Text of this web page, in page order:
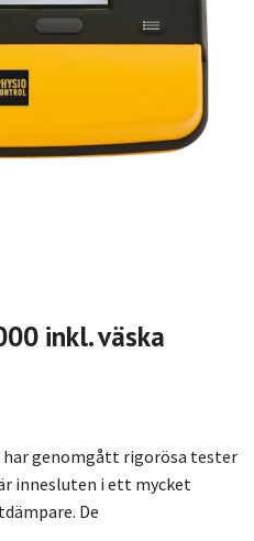
inkl. väska
har genomgått rigorösa tester
innesluten i ett mycket
De